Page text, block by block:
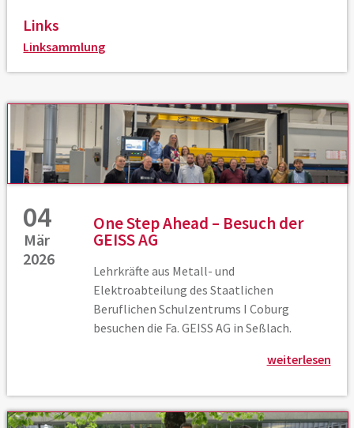
Links
Linksammlung
04
Mär
2026
One Step Ahead – Besuch der
GEISS AG
Lehrkräfte aus Metall- und
Elektroabteilung des Staatlichen
Beruflichen Schulzentrums I Coburg
besuchen die Fa. GEISS AG in Seßlach.
weiterlesen